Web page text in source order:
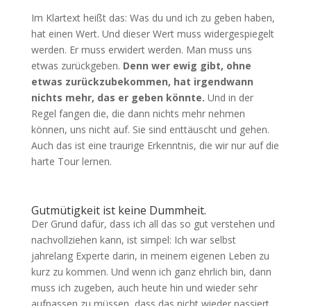
Im Klartext heißt das: Was du und ich zu geben haben,
hat einen Wert. Und dieser Wert muss widergespiegelt
werden. Er muss erwidert werden. Man muss uns
etwas zurückgeben. Denn wer ewig gibt, ohne
etwas zurückzubekommen, hat irgendwann
nichts mehr, das er geben könnte. Und in der
Regel fangen die, die dann nichts mehr nehmen
können, uns nicht auf. Sie sind enttäuscht und gehen.
Auch das ist eine traurige Erkenntnis, die wir nur auf die
harte Tour lernen.
Gutmütigkeit ist keine Dummheit.
Der Grund dafür, dass ich all das so gut verstehen und
nachvollziehen kann, ist simpel: Ich war selbst
jahrelang Experte darin, in meinem eigenen Leben zu
kurz zu kommen. Und wenn ich ganz ehrlich bin, dann
muss ich zugeben, auch heute hin und wieder sehr